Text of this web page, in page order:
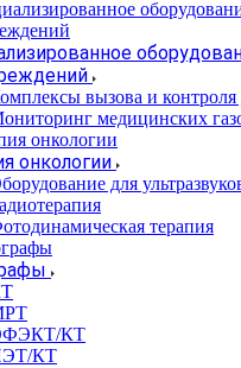
вызова и контроля
медицинских
онкологии
для
терапия
КТ
КТ